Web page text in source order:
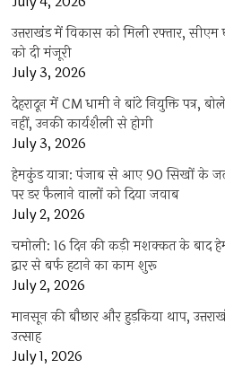
उत्तराखंड में विकास को मिली रफ्तार,
को दी मंजूरी
July 3, 2026
देहरादून में CM धामी ने बांटे नियुक्ति पत्र,
नहीं, उनकी कार्यशैली से होगी
July 3, 2026
हेमकुंड यात्रा: पंजाब से आए 90 सिखों के
पर डर फैलाने वालों को दिया जवाब
July 2, 2026
चमोली: 16 दिन की कड़ी मशक्कत के बाद
द्वार से बर्फ हटाने का काम शुरू
July 2, 2026
मानसून की बौछार और हुड़किया थाप,
उत्साह
July 1, 2026